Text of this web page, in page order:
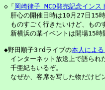
◇「 岡崎律子 MCD発売記念イン
肝心の開催日時は10月27日15時
ものすごく行きたいけど、もの
新横浜の某イベントは開場15時
◆野田順子3rdライブの本人による
インターネット放送上で語ら
千亜紀もいるぞ。
なぜか、客席を写した物だけピ